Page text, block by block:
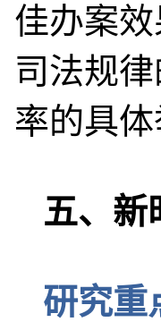
佳办案
司法规
率的具体
五、新
研究重